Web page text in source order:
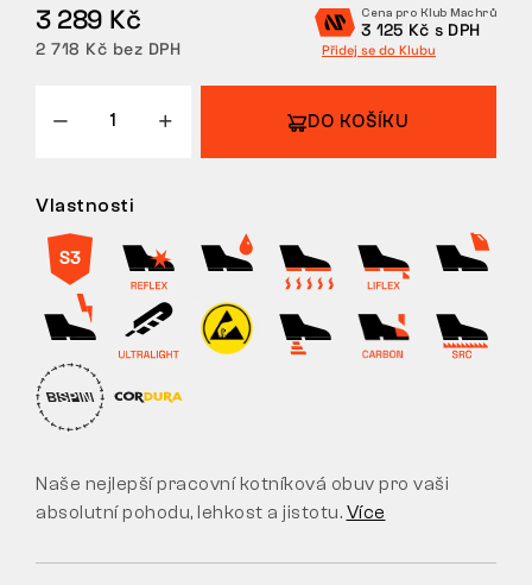
3 289 Kč
2 718 Kč bez DPH
Cena pro Klub Machrů
3 125 Kč s DPH
Přidej se do Klubu
DO KOŠÍKU
Vlastnosti
Naše nejlepší pracovní kotníková obuv pro vaši
absolutní pohodu, lehkost a jistotu. Více